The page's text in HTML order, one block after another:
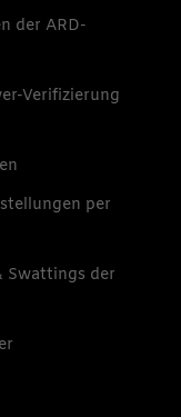
der ARD-
Verifizierung
per
Swattings der